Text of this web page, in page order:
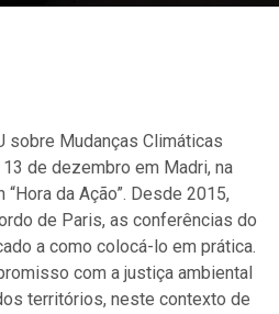
sobre Mudanças Climáticas
de dezembro em Madri, na
“Hora da Ação”. Desde 2015,
de Paris, as conferências do
a como colocá-lo em prática.
com a justiça ambiental
territórios, neste contexto de